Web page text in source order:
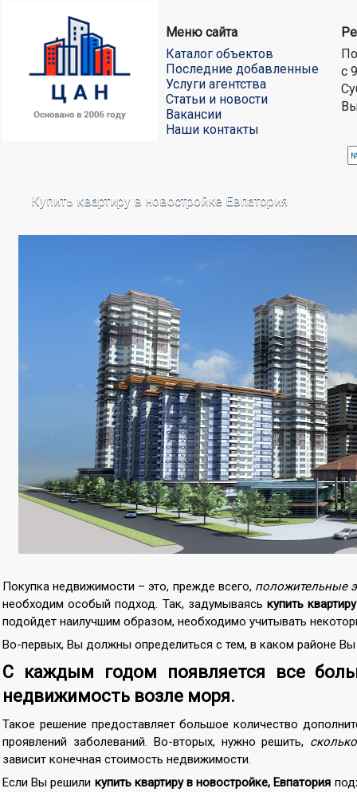
Меню сайта
Каталог объектов
Последние добавленные
Услуги агентства
Статьи и новости
Вакансии
Наши контакты
с
Купить квартиру в новостройке Евпатория
Покупка недвижимости – это, прежде всего, положительные
необходим особый подход. Так, задумываяськупить
подойдет наилучшим образом, необходимо учитывать
Во-первых, Вы должны определиться с тем, в каком районе
С каждым годом появляется все
недвижимость возле моря.
Такое решение предоставляет большое количество
проявлений заболеваний. Во-вторых, нужно решить,
зависит конечная стоимость недвижимости.
Если Вы решили купить квартиру в новостройке, Евпатория